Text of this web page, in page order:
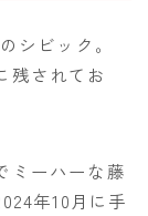
シビック。
残されてお
ミーハーな藤
年10月に手